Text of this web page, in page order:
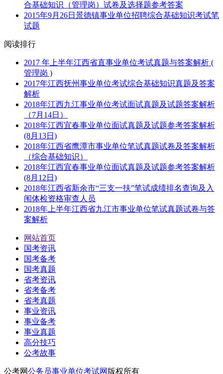
合基础知识（管理岗）试卷及选择题参考答案
2015年9月26日景德镇事业单位招聘综合基础知识考试笔
试题
阅读排行
2017 年上半年江西省直事业单位考试真题与答案解析 (
管理岗 )
2017年江西抚州事业单位考试综合基础知识真题及答案
解析
2018年江西九江事业单位考试面试真题及试题答案解析
（7月14日）
2018年江西宜春事业单位面试真题及试题参考答案解析
(8月13日)
2018年江西省鹰潭市事业单位笔试真题试卷及答案解析
（综合基础知识）
2018年江西宜春事业单位面试真题及试题参考答案解析
(8月12日)
2018年江西省新余市“三支一扶”笔试成绩排名查询及入
闱体检资格审查人员
2018年上半年江西省九江市事业单位笔试真题试卷与答
案解析
网站首页
国考资讯
国考备考
国考真题
省考资讯
省考备考
省考真题
事业资讯
事业备考
事业真题
高分技巧
公考故事
公考网公务员事业单位考试网 版权所有